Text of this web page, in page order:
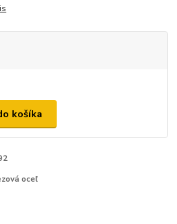
košíka
oceľ